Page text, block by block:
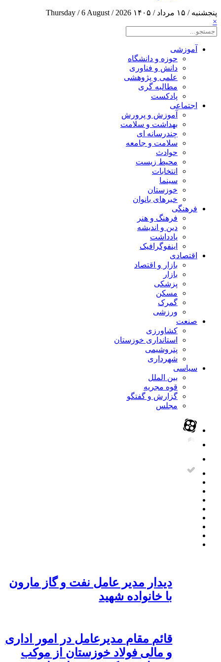
پنجشنبه / ۱۵ مرداد / ۱۴۰۵
Thursday / 6 August / 2026
×
آموزشی
حوزه و دانشگاه
دانش و فناوری
علمی و پژوهشی
مطالبه گری
پادکست
اجتماعی
آموزش و پرورش
بهداشت و سلامت
چندرسانه ای
سلامت و جامعه
حوادث
محیط زیست
انتخابات
سینما
خوزستان
خبرهای بانوان
فرهنگی
فرهنگ و هنر
دین و اندیشه
یادداشت
اینفوگرافیک
اقتصادی
بازار و اقتصاد
بازار
پزشکی
مسکن
گمرک
ورزشی
صنعت
کشاورزی
استانداری خوزستان
پتروشیمی
شهرداری
سیاسی
بین الملل
قوه مجریه
گزارش و گفتگو
مجلس
دیدار مدیر عامل نفت و گاز مارون
با خانواده شهید
قائم مقام مدیرعامل در امور اداری
و مالی فولاد خوزستان از موکب